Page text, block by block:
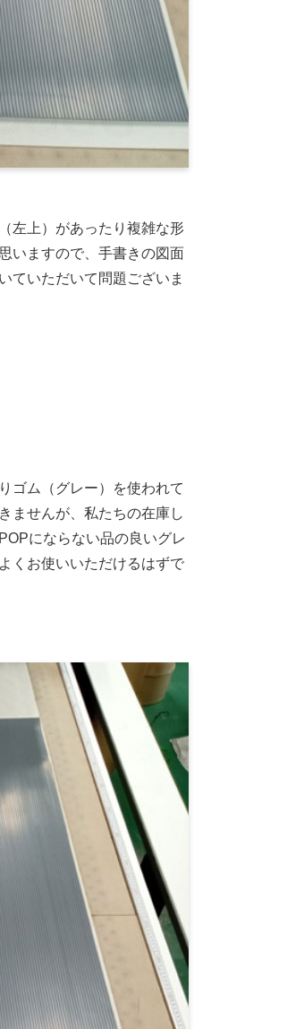
左上）があったり複雑な形
いますので、手書きの図面
ていただいて問題ございま
ゴム（グレー）を使われて
ませんが、私たちの在庫し
にならない品の良いグレ
くお使いいただけるはずで